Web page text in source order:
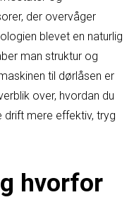
der overvåger
blevet en naturlig
man struktur og
til dørlåsen er
over, hvordan du
drift mere effektiv, tryg
hvorfor